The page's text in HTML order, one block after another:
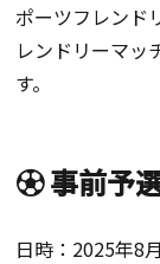
ポーツフレンド
レンドリーマッ
す。
⚽ 事前予
日時：2025年8